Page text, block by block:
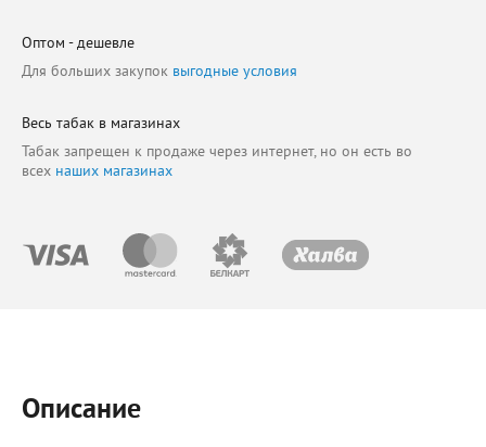
Оптом - дешевле
Для больших закупок выгодные условия
Весь табак в магазинах
Табак запрещен к продаже через интернет, но он есть во
всех наших магазинах
Описание